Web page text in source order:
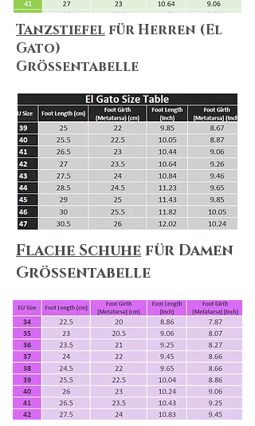
Tanzstiefel für Herren (El
Gato)
Größentabelle
Flache Schuhe für Damen
Größentabelle